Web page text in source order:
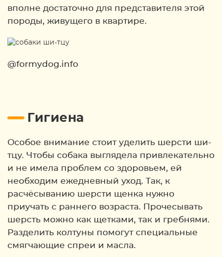
вполне достаточно для представителя этой
породы, живущего в квартире.
@formydog.info
Гигиена
Особое внимание стоит уделить шерсти ши-
тцу. Чтобы собака выглядела привлекательно
и не имела проблем со здоровьем, ей
необходим ежедневный уход. Так, к
расчёсыванию шерсти щенка нужно
приучать с раннего возраста. Прочесывать
шерсть можно как щетками, так и гребнями.
Разделить колтуны помогут специальные
смягчающие спреи и масла.